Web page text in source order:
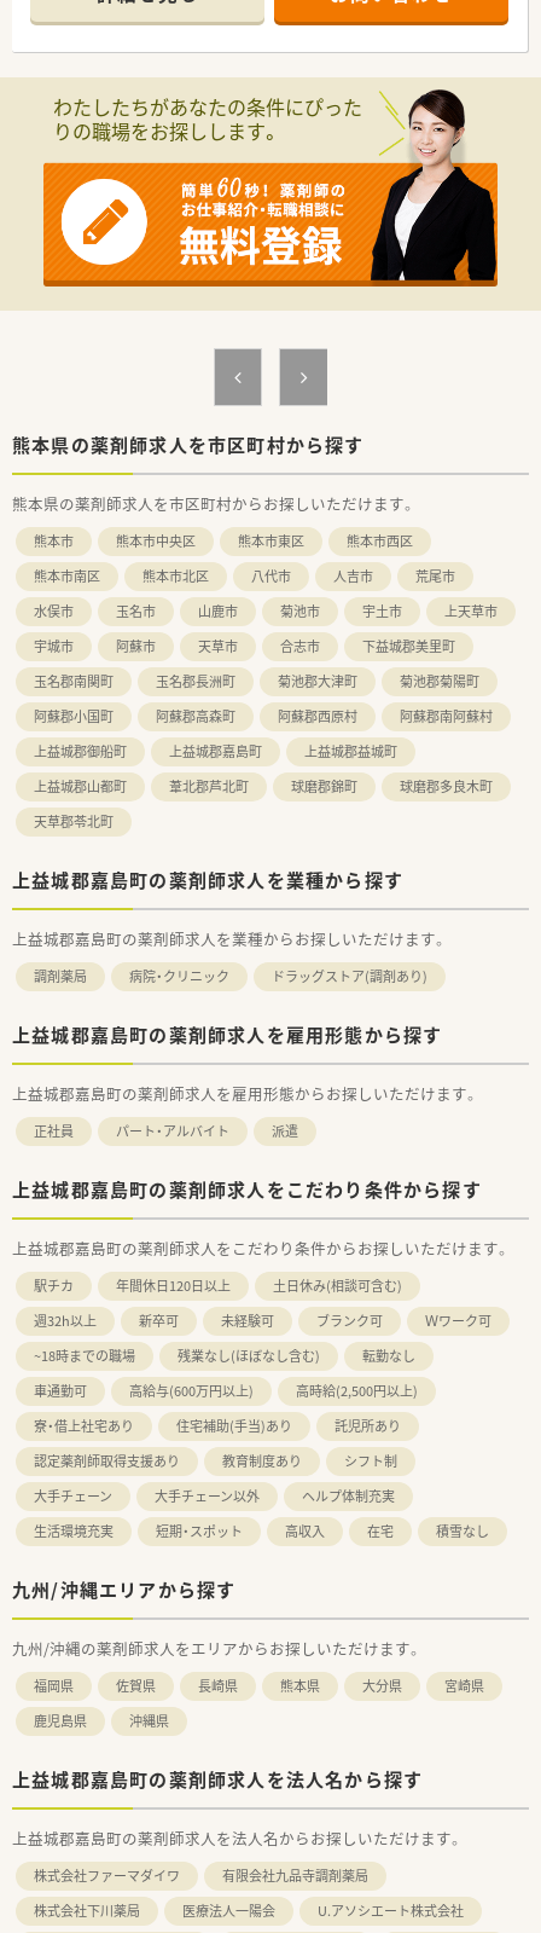
【店舗情報と応需状況について】
■門前病院は急性期病院からの転院患者が多く、整形外科を中心
■医療機関との連携体制が大変充実しているため、薬剤師として
非常に働きやすい環境が美しく整えられています。
■近隣にはスーパーや100円均一ショップがあり、毎日の終業後
のお買い物にも大変便利で魅力的な立地です。
【法人特徴について】
■熊本県内を中心に多くの店舗を展開するチェーン薬局であり、
地域に密着した医療の提供に貢献しています。
■東邦ホールディングス傘下のグループに属しているため、経営
基盤が非常に安定しており福利厚生も充実しています。
■最新のシステムや調剤機器が各店舗に一括導入されており、業
【こんな取り組みをしています】
■専門領域の勉強会で発表を行うなどの要件を満たすと、月額
5000円の手当が支給される社内認定資格制度があります。
剤師の枠を超えて商品の企画業務にも携わることができます。
【やりがい/おすすめポイント】
■在宅医療の営業活動は専門の部署が担当するため、薬剤師は目
の前の調剤や服薬指導に専念できる環境です。
■人事配置を薬剤師の有資格者のみが担当しているため、現場の
状況や個人の事情を深く理解してもらいやすい環境です。
■もし配偶者の転勤などが発生した場合でも、全国にあるグルー
プ店舗へ現在のキャリアを引き継いだまま転籍できます。
わたしたちがあなたの条件にぴった
りの職場をお探しします。
熊本県の薬剤師求人を市区町村から探す
熊本県の薬剤師求人を市区町村からお探しいただけます。
熊本市 熊本市中央区 熊本市東区
熊本市西区
熊本市南区
熊本市北区 八代市 人吉市
荒尾市
水俣市
玉名市 山鹿市 菊池市 宇土市
上天草市
宇城市
阿蘇市 天草市 合志市
下益城郡美里町
玉名郡南関町
玉名郡長洲町 菊池郡大津町
菊池郡菊陽町
阿蘇郡小国町
阿蘇郡高森町 阿蘇郡西原村
阿蘇郡南阿蘇村
上益城郡御船町
上益城郡嘉島町
上益城郡益城町
上益城郡山都町
葦北郡芦北町 球磨郡錦町
球磨郡多良木町
天草郡苓北町
上益城郡嘉島町の薬剤師求人を業種から探す
上益城郡嘉島町の薬剤師求人を業種からお探しいただけます。
調剤薬局 病院・クリニック ドラッグストア(調剤あり)
上益城郡嘉島町の薬剤師求人を雇用形態から探す
上益城郡嘉島町の薬剤師求人を雇用形態からお探しいただけます。
正社員 パート・アルバイト 派遣
上益城郡嘉島町の薬剤師求人をこだわり条件から探す
上益城郡嘉島町の薬剤師求人をこだわり条件からお探しいただけます。
駅チカ 年間休日120日以上
土日休み(相談可含む)
週32h以上
新卒可 未経験可 ブランク可
Ｗワーク可
~18時までの職場
残業なし(ほぼなし含む)
転勤なし
車通勤可
高給与(600万円以上)
高時給(2,500円以上)
寮・借上社宅あり
住宅補助(手当)あり
託児所あり
認定薬剤師取得支援あり
教育制度あり
シフト制
大手チェーン
大手チェーン以外
ヘルプ体制充実
生活環境充実
短期・スポット 高収入 在宅 積雪なし
九州/沖縄エリアから探す
九州/沖縄の薬剤師求人をエリアからお探しいただけます。
福岡県 佐賀県 長崎県 熊本県 大分県
宮崎県
鹿児島県
沖縄県
上益城郡嘉島町の薬剤師求人を法人名から探す
上益城郡嘉島町の薬剤師求人を法人名からお探しいただけます。
株式会社ファーマダイワ
有限会社九品寺調剤薬局
株式会社下川薬局
医療法人一陽会
U.アソシエート株式会社